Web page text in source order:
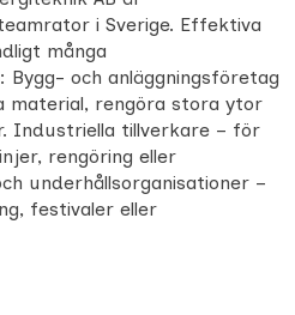
i Sverige. Effektiva
många
Bygg- och anläggningsföretag
material, rengöra stora ytor
Industriella tillverkare – för
rengöring eller
underhållsorganisationer –
festivaler eller